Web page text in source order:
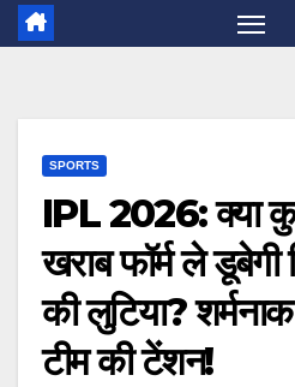
SPORTS
IPL 2026: क्या
खराब फॉर्म ले डूबेगी
की लुटिया?
टीम की टेंशन!